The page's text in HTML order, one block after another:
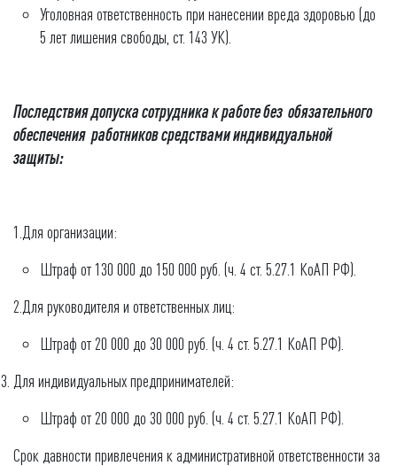
Уголовная ответственность при нанесении вреда здоровью (до
5 лет лишения свободы, ст. 143 УК).
Последствия допуска сотрудника к работе без обязательного
обеспечения работников средствами индивидуальной
защиты:
1.Для организации:
Штраф от 130 000 до 150 000 руб. (ч. 4 ст. 5.27.1 КоАП РФ).
2.Для руководителя и ответственных лиц:
Штраф от 20 000 до 30 000 руб. (ч. 4 ст. 5.27.1 КоАП РФ).
Для индивидуальных предпринимателей:
Штраф от 20 000 до 30 000 руб. (ч. 4 ст. 5.27.1 КоАП РФ).
Срок давности привлечения к административной ответственности за